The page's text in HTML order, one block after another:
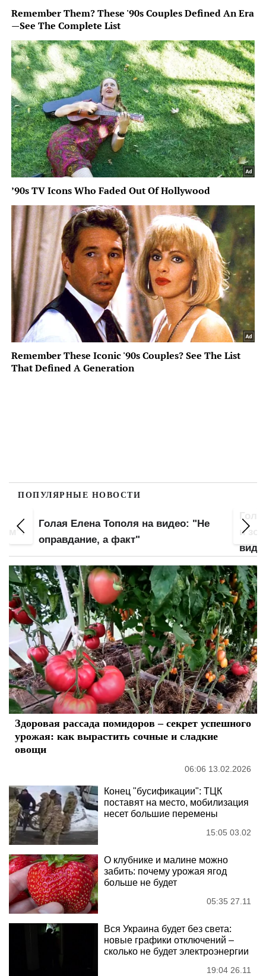
ПОПУЛЯРНЫЕ НОВОСТИ
и зону бикини крупным планом: слив
видео – начало
Здоровая рассада помидоров – секрет успешного
урожая: как вырастить сочные и сладкие
овощи
06:06 13.02.2026
Конец "бусификации": ТЦК
поставят на место, мобилизация
несет большие перемены
15:05 03.02
О клубнике и малине можно
забить: почему урожая ягод
больше не будет
05:35 27.11
Вся Украина будет без света:
новые графики отключений –
сколько не будет электроэнергии
19:04 26.11